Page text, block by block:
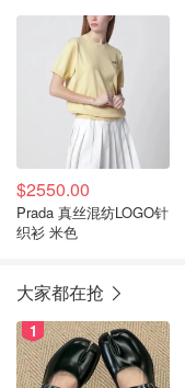
$2550.00
Prada 真丝混纺LOGO针
织衫 米色
大家都在抢
1